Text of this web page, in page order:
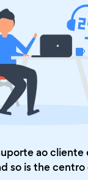
ao cliente
so is thecentro